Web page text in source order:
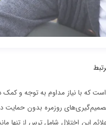
که با نیاز مداوم به توجه و کمک
روزمره بدون حمایت
این اختلال شامل ترس از تنها